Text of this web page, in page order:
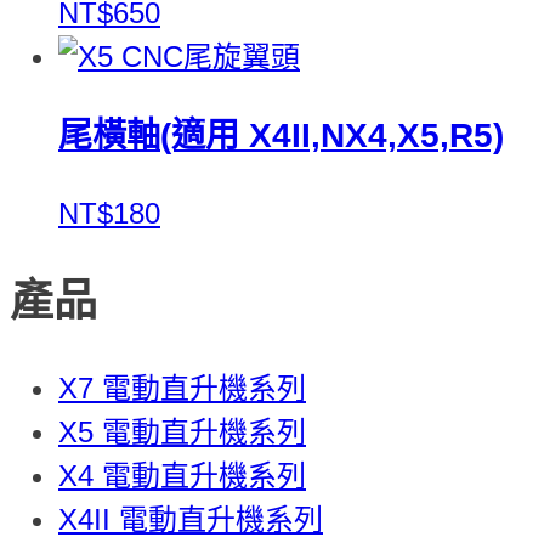
NT$650
尾橫軸(適用 X4II,NX4,X5,R5)
NT$180
產品
X7 電動直升機系列
X5 電動直升機系列
X4 電動直升機系列
X4II 電動直升機系列